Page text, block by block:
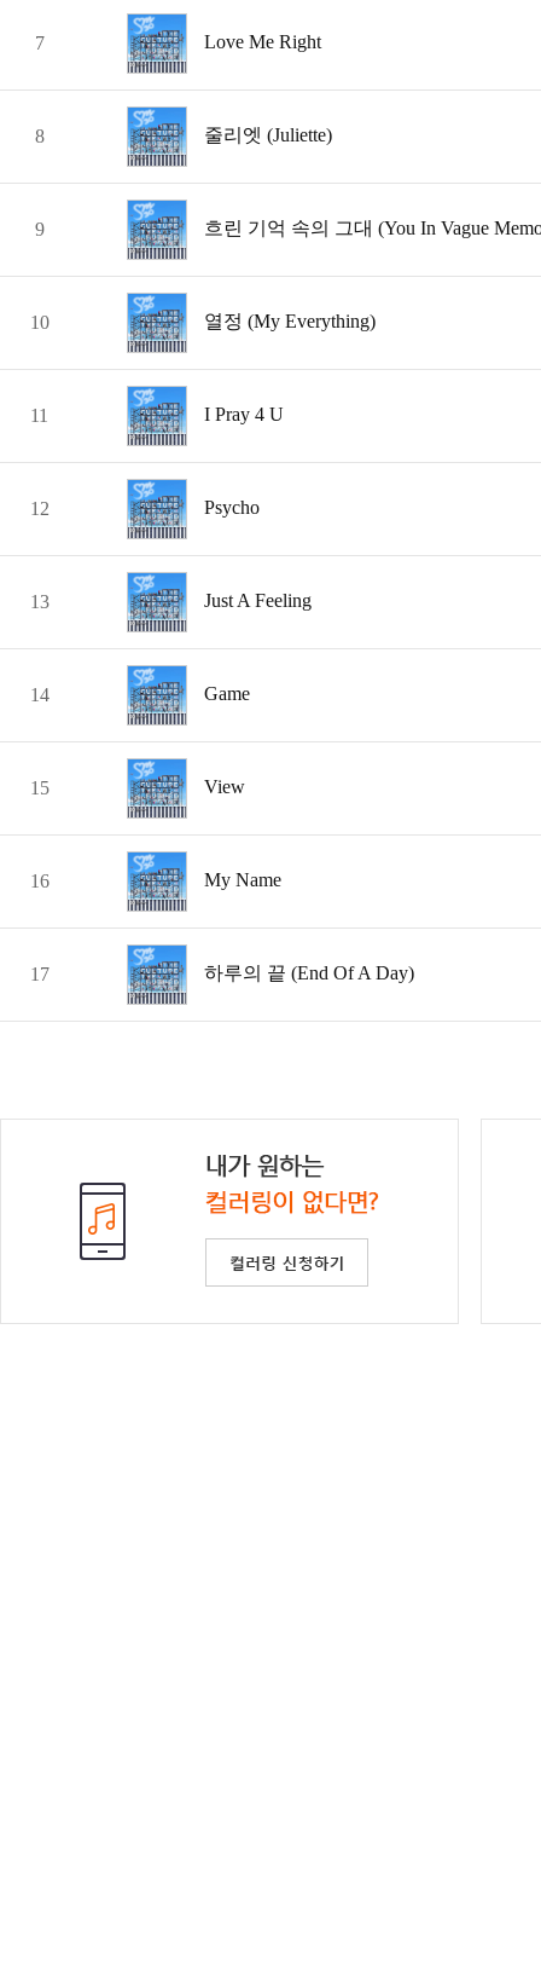
7 Love Me Right
8 줄리엣 (Juliette)
9 흐린 기억 속의 그대 (You In Vague
10 열정 (My Everything)
11 I Pray 4 U
12 Psycho
13 Just A Feeling
14 Game
15 View
16 My Name
17 하루의 끝 (End Of A Day)